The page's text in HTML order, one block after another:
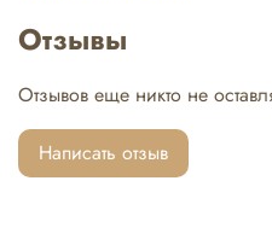
Каждая конфета в этом
натуральных ингредиентов
и именные лакомства
Отзывы
Отзывов еще никто не
Написать отзыв